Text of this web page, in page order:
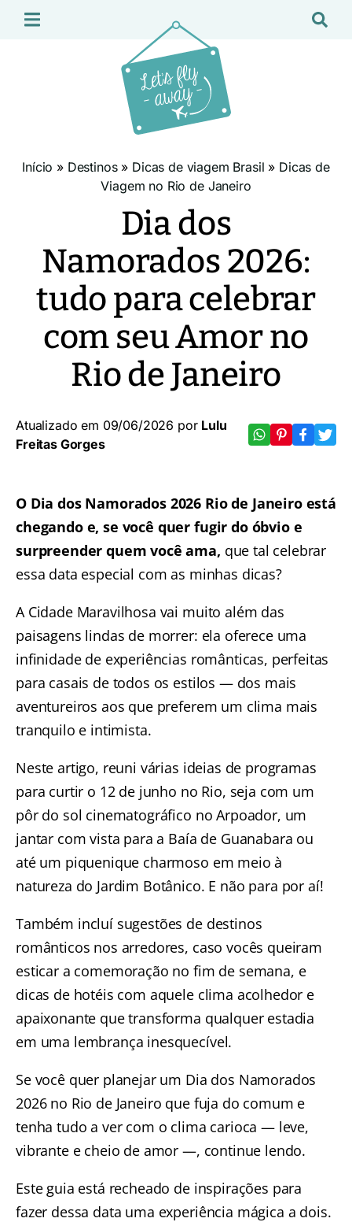
Início » Destinos» Dicas de viagem Brasil » Dicas de
Viagem no Rio de Janeiro
Dia dos
Namorados 2026:
tudo para celebrar
com seu Amor no
Rio de Janeiro
Atualizado em 09/06/2026 por Lulu
Freitas Gorges
O Dia dos Namorados 2026 Rio de Janeiro está
chegando e, se você quer fugir do óbvio e
surpreender quem você ama, que tal celebrar
essa data especial com as minhas dicas?
A Cidade Maravilhosa vai muito além das
paisagens lindas de morrer: ela oferece uma
infinidade de experiências românticas, perfeitas
para casais de todos os estilos — dos mais
aventureiros aos que preferem um clima mais
tranquilo e intimista.
Neste artigo, reuni várias ideias de programas
para curtir o 12 de junho no Rio, seja com um
pôr do sol cinematográfico no Arpoador, um
jantar com vista para a Baía de Guanabara ou
até um piquenique charmoso em meio à
natureza do Jardim Botânico. E não para por aí!
Também incluí sugestões de destinos
românticos nos arredores, caso vocês queiram
esticar a comemoração no fim de semana, e
dicas de hotéis com aquele clima acolhedor e
apaixonante que transforma qualquer estadia
em uma lembrança inesquecível.
Se você quer planejar um Dia dos Namorados
2026 no Rio de Janeiro que fuja do comum e
tenha tudo a ver com o clima carioca — leve,
vibrante e cheio de amor —, continue lendo.
Este guia está recheado de inspirações para
fazer dessa data uma experiência mágica a dois.